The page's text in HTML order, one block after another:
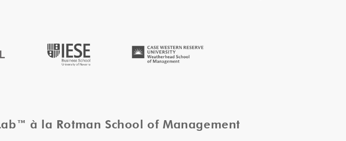
à la Rotman School of Management